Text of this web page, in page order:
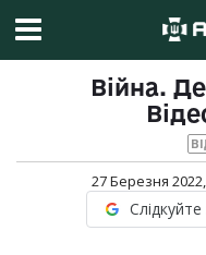
Війна.
27 Березня